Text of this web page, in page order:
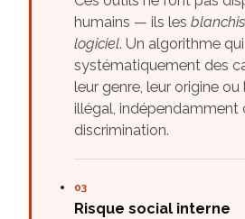
humains — ils les
logiciel. Un algorithme
systématiquement des
leur genre, leur origine
illégal, indépendamment
discrimination.
03
Risque social interne